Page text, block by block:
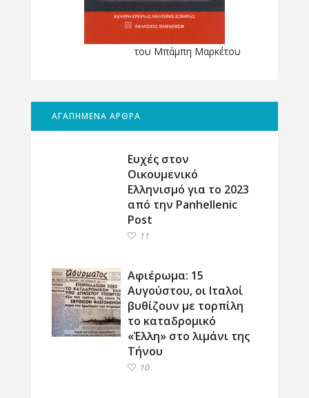
του Μπάμπη Μαρκέτου
ΑΓΑΠΗΜΕΝΑ ΑΡΘΡΑ
Ευχές στον
Οικουμενικό
Ελληνισμό για το 2023
από την Panhellenic
Post
11
Αφιέρωμα: 15
Αυγούστου, οι Ιταλοί
βυθίζουν με τορπίλη
το καταδρομικό
«Έλλη» στο λιμάνι της
Τήνου
10